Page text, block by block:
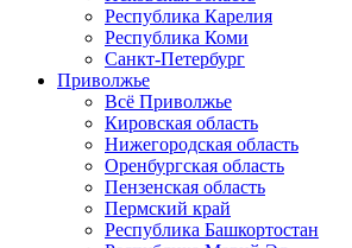
Республика Карелия
Республика Коми
Санкт-Петербург
Приволжье
Всё Приволжье
Кировская область
Нижегородская область
Оренбургская область
Пензенская область
Пермский край
Республика Башкортостан